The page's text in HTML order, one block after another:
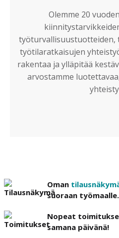
Olemme 20
työturvallisuustuotteiden,
työtilaratkaisujen
rakentaa ja ylläpitää
arvostamme
Oman
suoraan työmaalle.
Nopeat
samana päivänä!